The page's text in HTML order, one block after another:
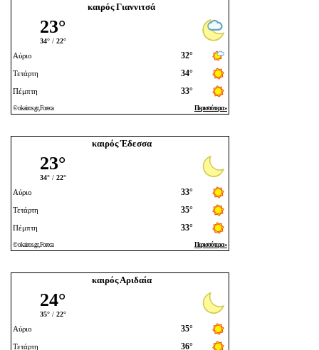
καιρός Γιαννιτσά
καιρός Έδεσσα
καιρός Αριδαία